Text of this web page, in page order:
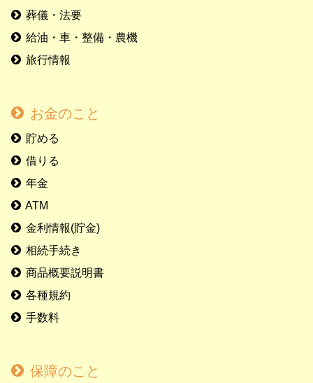
葬儀・法要
給油・車・整備・農機
旅行情報
お金のこと
貯める
借りる
年金
ATM
金利情報(貯金)
相続手続き
商品概要説明書
各種規約
手数料
保障のこと